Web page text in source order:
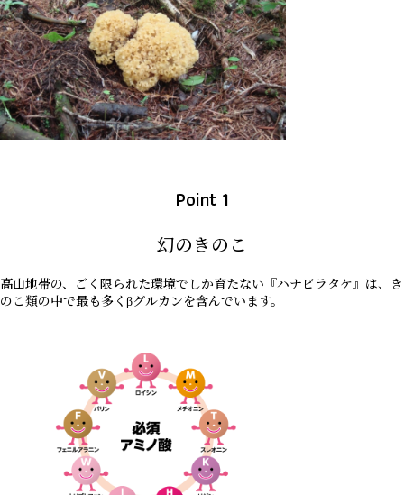
Point 1
幻のきのこ
高山地帯の、ごく限られた環境でしか育たない『ハナビラタケ』は、き
のこ類の中で最も多くβグルカンを含んでいます。